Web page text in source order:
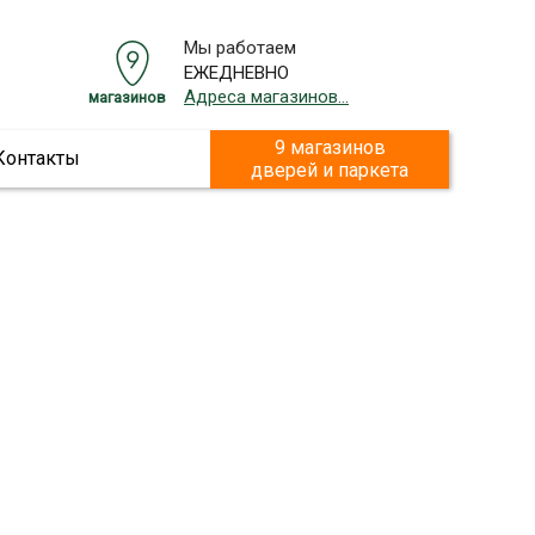
Мы работаем
ЕЖЕДНЕВНО
Адреса магазинов...
магазинов
9 магазинов
дверей и паркета